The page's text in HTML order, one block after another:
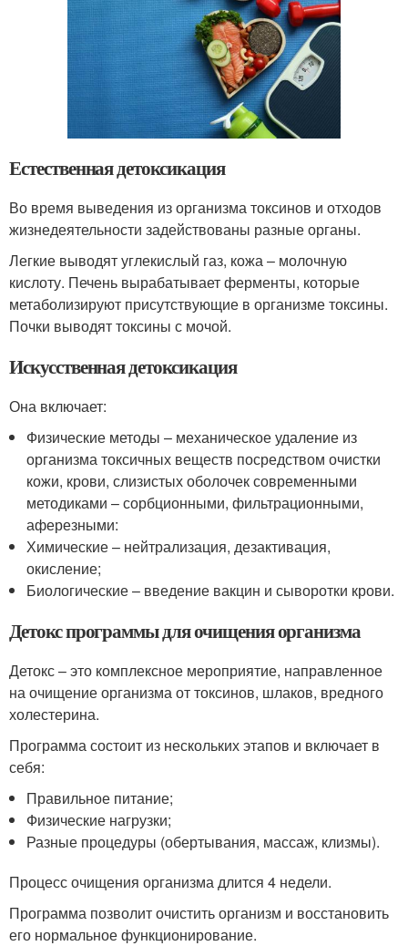
Естественная детоксикация
Во время выведения из организма токсинов и отходов
жизнедеятельности задействованы разные органы.
Легкие выводят углекислый газ, кожа – молочную
кислоту. Печень вырабатывает ферменты, которые
метаболизируют присутствующие в организме токсины.
Почки выводят токсины с мочой.
Искусственная детоксикация
Она включает:
Физические методы – механическое удаление из
организма токсичных веществ посредством очистки
кожи, крови, слизистых оболочек современными
методиками – сорбционными, фильтрационными,
аферезными:
Химические – нейтрализация, дезактивация,
окисление;
Биологические – введение вакцин и сыворотки крови.
Детокс программы для очищения организма
Детокс – это комплексное мероприятие, направленное
на очищение организма от токсинов, шлаков, вредного
холестерина.
Программа состоит из нескольких этапов и включает в
себя:
Правильное питание;
Физические нагрузки;
Разные процедуры (обертывания, массаж, клизмы).
Процесс очищения организма длится 4 недели.
Программа позволит очистить организм и восстановить
его нормальное функционирование.